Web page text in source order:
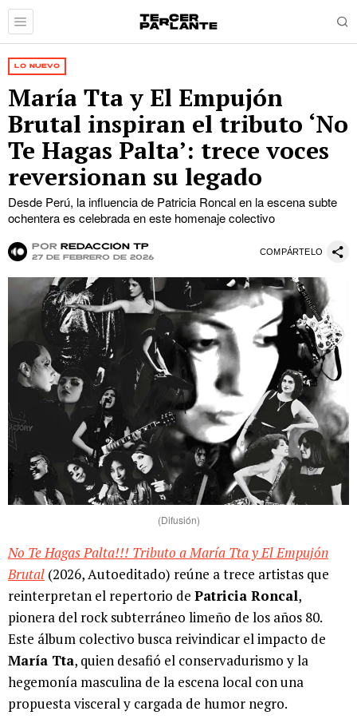
LO NUEVO
María Tta y El Empujón
Brutal inspiran el tributo ‘No
Te Hagas Palta’: trece voces
reversionan su legado
Desde Perú, la influencia de Patricia Roncal en la escena subte
ochentera es celebrada en este homenaje colectivo
por Redacción TP
27 de febrero de 2026
COMPÁRTELO
(Difusión)
No Te Hagas Palta!!! Tributo a María Tta y El Empujón
Brutal (2026, Autoeditado) reúne a trece artistas que
reinterpretan el repertorio de Patricia Roncal,
pionera del rock subterráneo limeño de los años 80.
Este álbum colectivo busca reivindicar el impacto de
María Tta, quien desafió el conservadurismo y la
hegemonía masculina de la escena local con una
propuesta visceral y cargada de humor negro.